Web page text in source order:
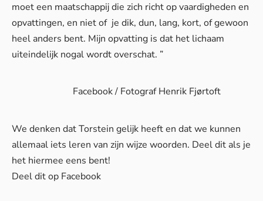
moet een maatschappij die zich richt op vaardigheden en
opvattingen, en niet of je dik, dun, lang, kort, of gewoon
heel anders bent. Mijn opvatting is dat het lichaam
uiteindelijk nogal wordt overschat. ”
Facebook / Fotograf Henrik Fjørtoft
We denken dat Torstein gelijk heeft en dat we kunnen
allemaal iets leren van zijn wijze woorden. Deel dit als je
het hiermee eens bent!
Deel dit op Facebook